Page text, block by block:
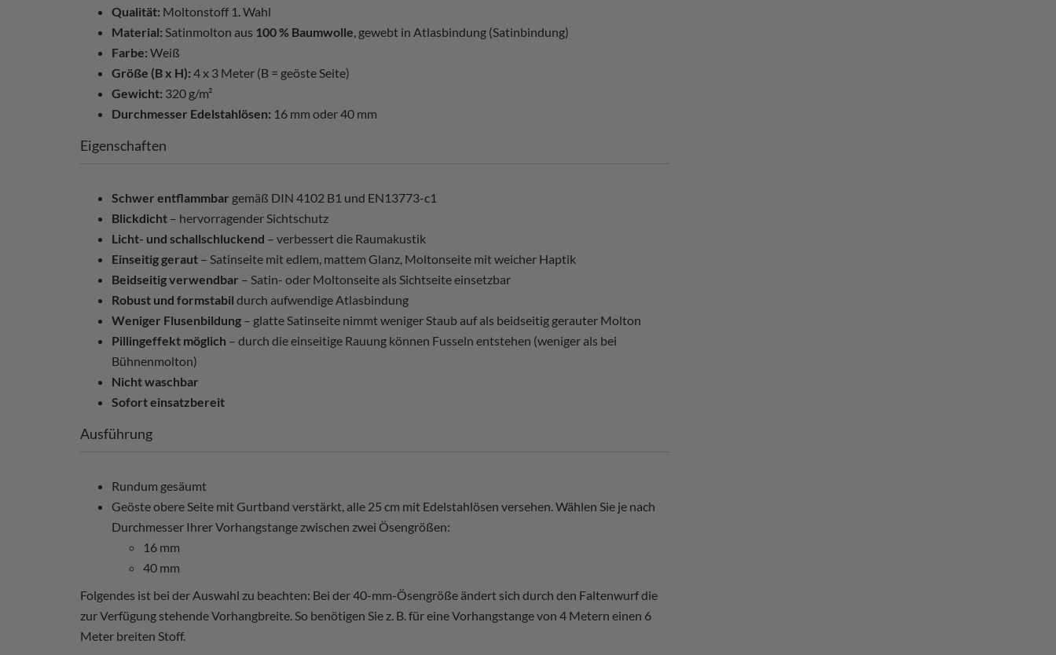
Qualität: Moltonstoff 1. Wahl
Material: Satinmolton aus 100 % Baumwolle, gewebt in Atlasbindung (Satinbindung)
Farbe: Weiß
Größe (B x H): 4 x 3 Meter (B = geöste Seite)
Gewicht: 320 g/m²
Durchmesser Edelstahlösen: 16 mm oder 40 mm
Eigenschaften
Schwer entflammbar gemäß DIN 4102 B1 und EN13773-c1
Blickdicht – hervorragender Sichtschutz
Licht- und schallschluckend – verbessert die Raumakustik
Einseitig geraut – Satinseite mit edlem, mattem Glanz, Moltonseite mit weicher Haptik
Beidseitig verwendbar – Satin- oder Moltonseite als Sichtseite einsetzbar
Robust und formstabil durch aufwendige Atlasbindung
Weniger Flusenbildung – glatte Satinseite nimmt weniger Staub auf als beidseitig gerauter Molton
Pillingeffekt möglich – durch die einseitige Rauung können Fusseln entstehen (weniger als bei
Bühnenmolton)
Nicht waschbar
Sofort einsatzbereit
Ausführung
Rundum gesäumt
Geöste obere Seite mit Gurtband verstärkt, alle 25 cm mit Edelstahlösen versehen. Wählen Sie je nach
Durchmesser Ihrer Vorhangstange zwischen zwei Ösengrößen:
16 mm
40 mm
Folgendes ist bei der Auswahl zu beachten: Bei der 40-mm-Ösengröße ändert sich durch den Faltenwurf die
zur Verfügung stehende Vorhangbreite. So benötigen Sie z. B. für eine Vorhangstange von 4 Metern einen 6
Meter breiten Stoff.